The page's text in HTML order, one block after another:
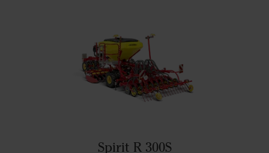
Spirit R 300S